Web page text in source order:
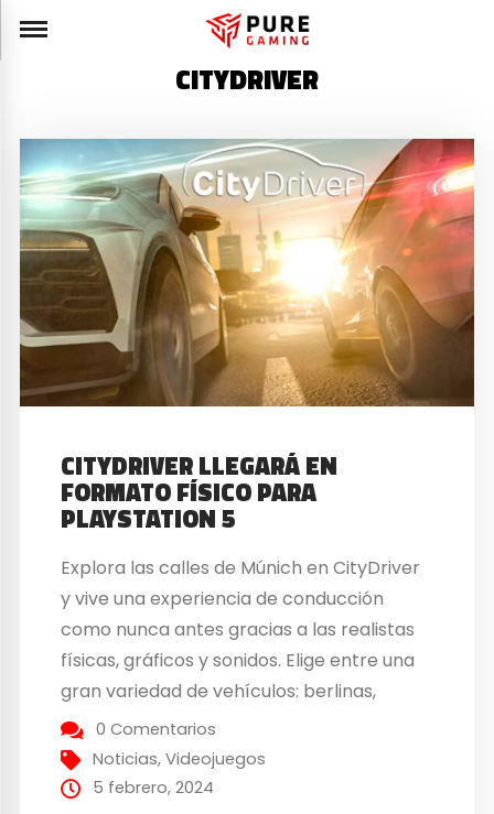
CITYDRIVER
CITYDRIVER LLEGARÁ EN
FORMATO FÍSICO PARA
PLAYSTATION 5
Explora las calles de Múnich en CityDriver
y vive una experiencia de conducción
como nunca antes gracias a las realistas
físicas, gráficos y sonidos. Elige entre una
gran variedad de vehículos: berlinas,
coches eléctricos, todoterrenos,
deportivos y compactos con motores
eléctricos o de combustión,
0 Comentarios
Noticias,Videojuegos
5 febrero, 2024